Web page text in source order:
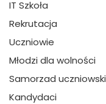
IT Szkoła
Rekrutacja
Uczniowie
Młodzi dla wolności
Samorzad uczniowski
Kandydaci